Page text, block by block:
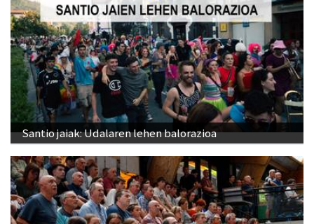
Santio jaiak: Udalaren lehen balorazioa